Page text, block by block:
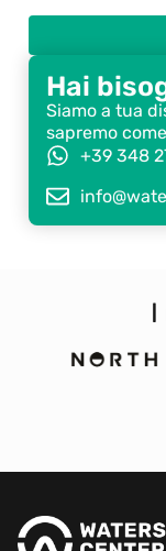
Hai
Siamo a tua
sapremo
+39 348